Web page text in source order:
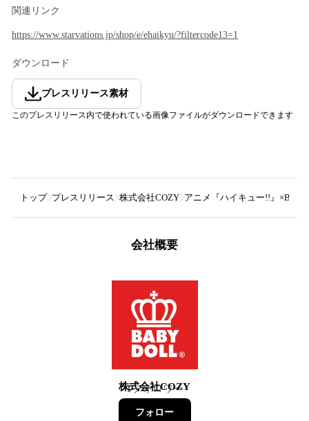
関連リンク
https://www.starvations.jp/shop/e/ehaikyu/?filtercode13=1
ダウンロード
プレスリリース素材
このプレスリリース内で使われている画像ファイルがダウンロードできます
トップ プレスリリース 株式会社COZY アニメ『ハイキュー!!』
会社概要
株式会社COZY
1フォロワー
フォロー